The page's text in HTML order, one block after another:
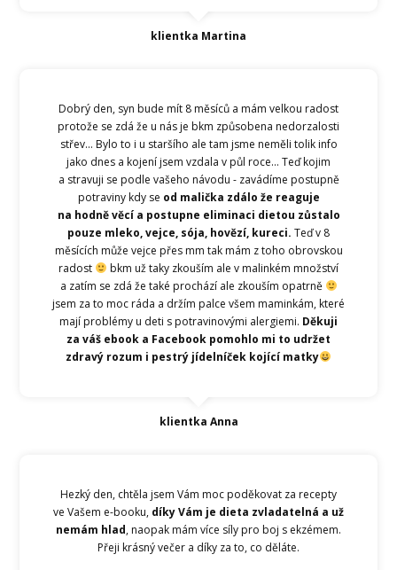
klientka Martina
Dobrý den, syn bude mít 8 měsíců a mám velkou radost
protože se zdá že u nás je bkm způsobena nedorzalosti
střev... Bylo to i u staršího ale tam jsme neměli tolik info
jako dnes a kojení jsem vzdala v půl roce... Teď kojim
a stravuji se podle vašeho návodu - zavádíme postupně
potraviny kdy se od malička zdálo že reaguje
na hodně věcí a postupne eliminaci dietou zůstalo
pouze mleko, vejce, sója, hovězí, kureci. Teď v 8
měsících může vejce přes mm tak mám z toho obrovskou
radost
bkm už taky zkouším ale v malinkém množství
a zatím se zdá že také prochází ale zkouším opatrně
jsem za to moc ráda a držím palce všem maminkám, které
mají problémy u deti s potravinovými alergiemi. Děkuji
za váš ebook a Facebook pomohlo mi to udržet
zdravý rozum i pestrý jídelníček kojící matky
klientka Anna
Hezký den, chtěla jsem Vám moc poděkovat za recepty
ve Vašem e-booku, díky Vám je dieta zvladatelná a už
nemám hlad, naopak mám více síly pro boj s ekzémem.
Přeji krásný večer a díky za to, co děláte.